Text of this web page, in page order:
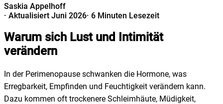
Saskia Appelhoff
· Aktualisiert Juni 2026· 6 Minuten Lesezeit
Warum sich Lust und Intimität
verändern
In der Perimenopause schwanken die Hormone, was
Erregbarkeit, Empfinden und Feuchtigkeit verändern kann.
Dazu kommen oft trockenere Schleimhäute, Müdigkeit,